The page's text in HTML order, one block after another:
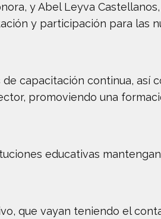
y Abel Leyva
y participación para las
capacitación continua, así
promoviendo una
educativas
que vayan teniendo el